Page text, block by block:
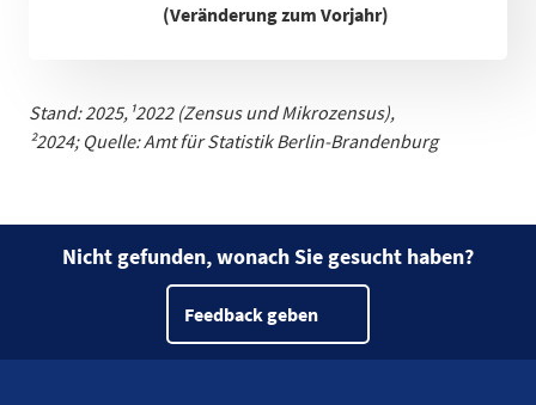
(Veränderung zum Vorjahr)
Stand: 2025, ¹2022 (Zensus und Mikrozensus),
²2024; Quelle: Amt für Statistik Berlin-Brandenburg
Nicht gefunden, wonach Sie gesucht haben?
Feedback geben